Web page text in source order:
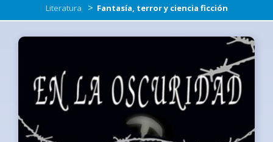
Literatura > Fantasía, terror y ciencia ficción